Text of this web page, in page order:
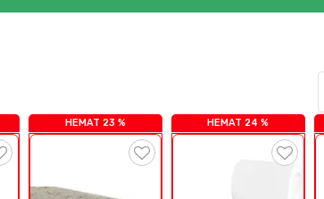
HEMAT 23 % HEMAT 24 %